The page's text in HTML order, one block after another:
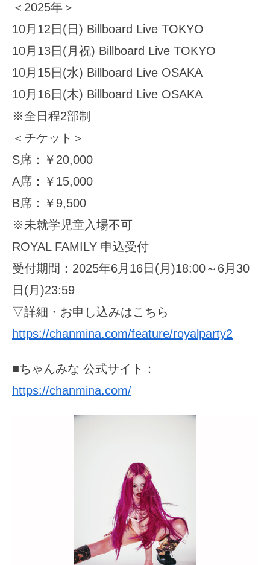
＜2025年＞
10月12日(日) Billboard Live TOKYO
10月13日(月祝) Billboard Live TOKYO
10月15日(水) Billboard Live OSAKA
10月16日(木) Billboard Live OSAKA
※全日程2部制
＜チケット＞
S席：￥20,000
A席：￥15,000
B席：￥9,500
※未就学児童入場不可
ROYAL FAMILY 申込受付
受付期間：2025年6月16日(月)18:00～6月30
日(月)23:59
▽詳細・お申し込みはこちら
https://chanmina.com/feature/royalparty2
■ちゃんみな 公式サイト：
https://chanmina.com/